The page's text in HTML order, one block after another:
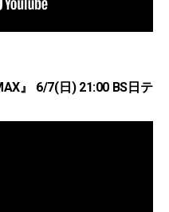
』 6/7(日) 21:00 BS日テ